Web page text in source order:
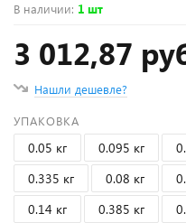
В наличии: 1 шт
3 012,87
Нашли дешевле?
УПАКОВКА
0.05 кг 0.095 кг
0.335 кг
0.08 кг
0.14 кг
0.385 кг